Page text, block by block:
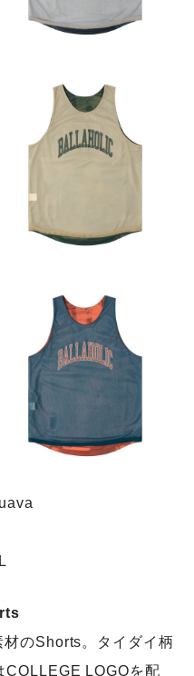
のShorts。タイダイ柄
COLLEGE LOGOを配